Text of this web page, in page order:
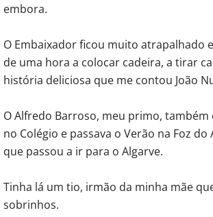
embora.
O Embaixador ficou muito atrapalhado
de uma hora a colocar cadeira, a tirar
história deliciosa que me contou João
O Alfredo Barroso, meu primo,
no Colégio e passava o Verão na Foz do
que passou a ir para o Algarve.
Tinha lá um tio, irmão da minha mãe
sobrinhos.